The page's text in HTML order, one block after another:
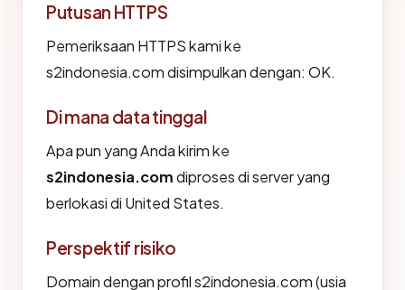
Putusan HTTPS
Pemeriksaan HTTPS kami ke
s2indonesia.com disimpulkan dengan: OK.
Di mana data tinggal
Apa pun yang Anda kirim ke
s2indonesia.comdiproses di server yang
berlokasi di United States.
Perspektif risiko
Domain dengan profil s2indonesia.com (usia